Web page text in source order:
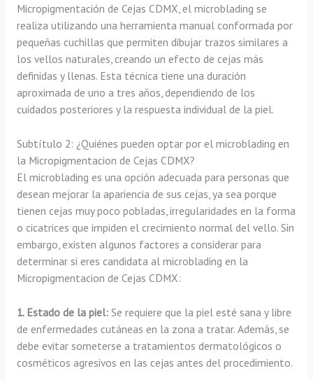
Micropigmentación de Cejas CDMX, el microblading se
realiza utilizando una herramienta manual conformada por
pequeñas cuchillas que permiten dibujar trazos similares a
los vellos naturales, creando un efecto de cejas más
definidas y llenas. Esta técnica tiene una duración
aproximada de uno a tres años, dependiendo de los
cuidados posteriores y la respuesta individual de la piel.
Subtítulo 2: ¿Quiénes pueden optar por el microblading en
la Micropigmentacion de Cejas CDMX?
El microblading es una opción adecuada para personas que
desean mejorar la apariencia de sus cejas, ya sea porque
tienen cejas muy poco pobladas, irregularidades en la forma
o cicatrices que impiden el crecimiento normal del vello. Sin
embargo, existen algunos factores a considerar para
determinar si eres candidata al microblading en la
Micropigmentacion de Cejas CDMX:
1. Estado de la piel:Se requiere que la piel esté sana y libre
de enfermedades cutáneas en la zona a tratar. Además, se
debe evitar someterse a tratamientos dermatológicos o
cosméticos agresivos en las cejas antes del procedimiento.